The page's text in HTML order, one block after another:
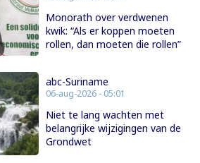
Monorath over verdwenen
kwik: “Als er koppen moeten
rollen, dan moeten die rollen”
abc-Suriname
06-aug-2026 - 05:01
Niet te lang wachten met
belangrijke wijzigingen van de
Grondwet